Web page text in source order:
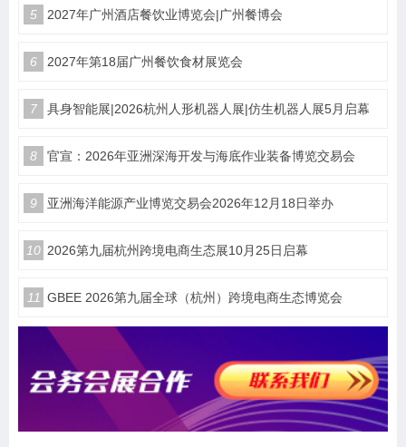
5 2027年广州酒店餐饮业博览会|广州餐博会
6 2027年第18届广州餐饮食材展览会
7 具身智能展|2026杭州人形机器人展|仿生机器人展5月启幕
8 官宣：2026年亚洲深海开发与海底作业装备博览交易会
9 亚洲海洋能源产业博览交易会2026年12月18日举办
10 2026第九届杭州跨境电商生态展10月25日启幕
11 GBEE 2026第九届全球（杭州）跨境电商生态博览会